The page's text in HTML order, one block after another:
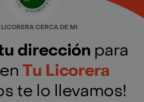
LICORERA CERCA DE MI
dirección para
Tu Licorera
te lo llevamos!